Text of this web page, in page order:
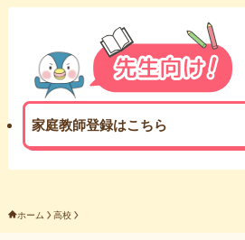
家庭教師登録はこちら
ホーム 高校